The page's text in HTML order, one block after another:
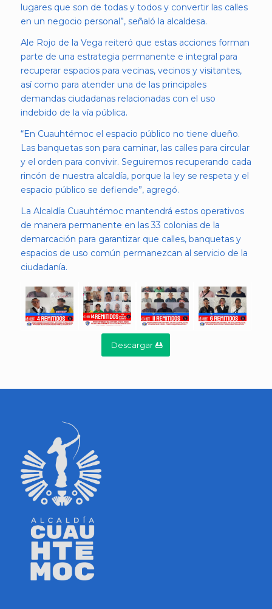
lugares que son de todas y todos y convertir las calles
en un negocio personal”, señaló la alcaldesa.
Ale Rojo de la Vega reiteró que estas acciones forman
parte de una estrategia permanente e integral para
recuperar espacios para vecinas, vecinos y visitantes,
así como para atender una de las principales
demandas ciudadanas relacionadas con el uso
indebido de la vía pública.
“En Cuauhtémoc el espacio público no tiene dueño.
Las banquetas son para caminar, las calles para circular
y el orden para convivir. Seguiremos recuperando cada
rincón de nuestra alcaldía, porque la ley se respeta y el
espacio público se defiende”, agregó.
La Alcaldía Cuauhtémoc mantendrá estos operativos
de manera permanente en las 33 colonias de la
demarcación para garantizar que calles, banquetas y
espacios de uso común permanezcan al servicio de la
ciudadanía.
Descargar